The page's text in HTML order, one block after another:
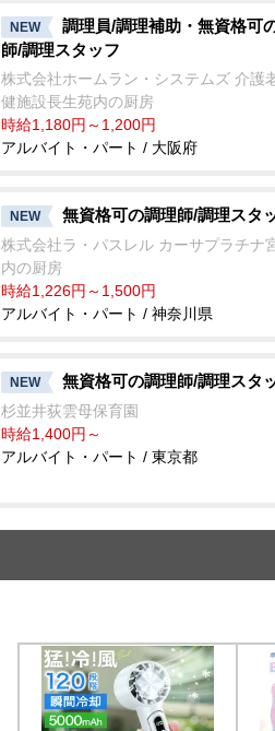
NEW
調理員/調理補助・無資格可
師/調理スタッフ
株式会社ホームラン・システムズ 介護
健施設長生苑内の厨房
時給1,180円～1,200円
アルバイト・パート / 大阪府
NEW 無資格可の調理師/調理スタ
株式会社ラ・パスレル カーサプラチナ
内の厨房
時給1,226円～1,500円
アルバイト・パート / 神奈川県
NEW 無資格可の調理師/調理スタ
杉並井荻雲母保育園
時給1,400円～
アルバイト・パート / 東京都